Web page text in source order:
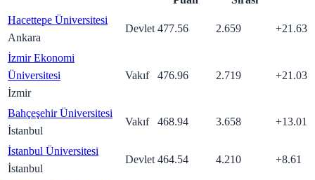
Hacettepe Üniversitesi
Ankara
Devlet 477.56 2.659 +21.63
İzmir Ekonomi
Üniversitesi
İzmir
Vakıf 476.96 2.719 +21.03
Bahçeşehir Üniversitesi
İstanbul
Vakıf 468.94 3.658 +13.01
İstanbul Üniversitesi
İstanbul
Devlet 464.54 4.210 +8.61